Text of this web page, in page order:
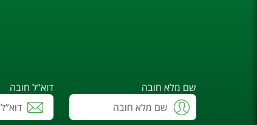
שם מלא חובה דוא”ל חובה